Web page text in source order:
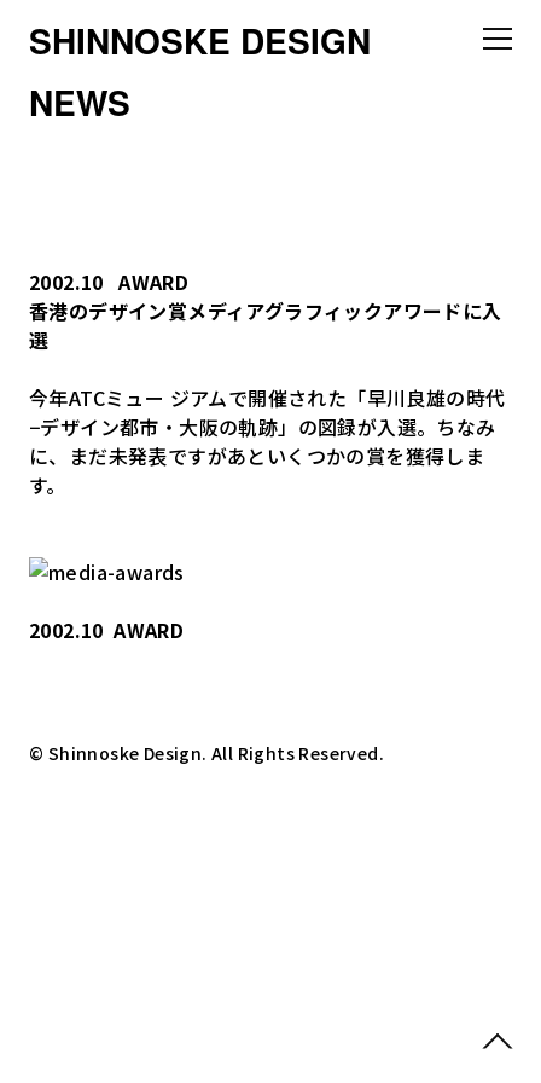
SHINNOSKE DESIGN
NEWS
2002.10 AWARD
香港のデザイン賞メディアグラフィックアワードに入
選
今年ATCミュー ジアムで開催された「早川良雄の時代
−デザイン都市・大阪の軌跡」の図録が入選。ちなみ
に、まだ未発表ですがあといくつかの賞を獲得しま
す。
2002.10 AWARD
© Shinnoske Design. All Rights Reserved.